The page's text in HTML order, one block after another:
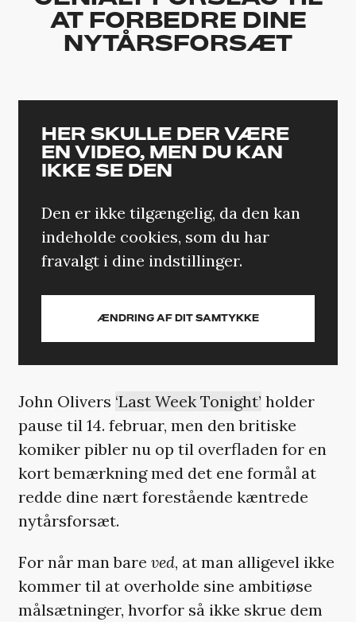
AT FORBEDRE DINE
NYTÅRSFORSÆT
HER SKULLE DER VÆRE
EN VIDEO, MEN DU KAN
IKKE SE DEN
Den er ikke tilgængelig, da den kan
indeholde cookies, som du har
fravalgt i dine indstillinger.
ÆNDRING AF DIT SAMTYKKE
John Olivers ‘Last Week Tonight’ holder
pause til 14. februar, men den britiske
komiker pibler nu op til overfladen for en
kort bemærkning med det ene formål at
redde dine nært forestående kæntrede
nytårsforsæt.
For når man bare ved, at man alligevel ikke
kommer til at overholde sine ambitiøse
målsætninger, hvorfor så ikke skrue dem